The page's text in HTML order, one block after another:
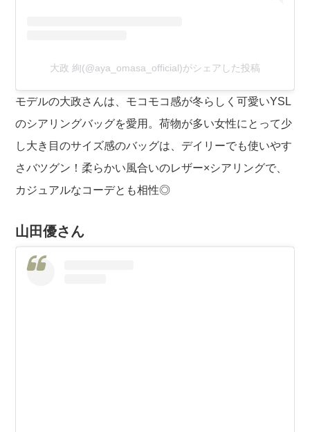
大政 絢(@aya_omasa_official)がシェアした投稿
モデルの大政さんは、モコモコ感が冬らしく可愛いYSL
のシアリングバッグを愛用。荷物が多い女性にとって少
し大き目のサイズ感のバッグは、デイリーでも使いやす
さバツグン！柔らかい風合いのレザー×シアリングで、
カジュアルなコーデとも相性◎
山田優さん